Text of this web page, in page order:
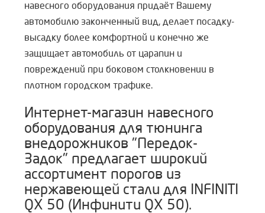
навесного оборудования придаёт Вашему
автомобилю законченный вид, делает посадку-
высадку более комфортной и конечно же
защищает автомобиль от царапин и
повреждений при боковом столкновении в
плотном городском трафике.
Интернет-магазин навесного
оборудования для тюнинга
внедорожников "Передок-
Задок" предлагает широкий
ассортимент порогов из
нержавеющей стали для INFINITI
QX 50 (Инфинити QX 50).